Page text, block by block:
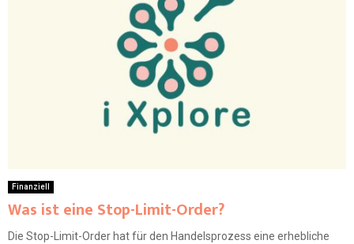
Finanziell
Was ist eine Stop-Limit-Order?
Die Stop-Limit-Order hat für den Handelsprozess eine erhebliche